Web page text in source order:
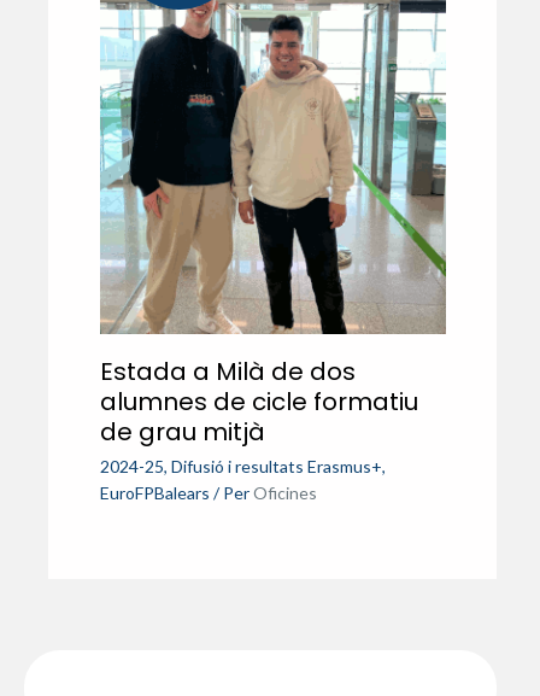
Estada a Milà de dos
alumnes de cicle formatiu
de grau mitjà
2024-25, Difusió i resultats Erasmus+,
EuroFPBalears / Per Oficines